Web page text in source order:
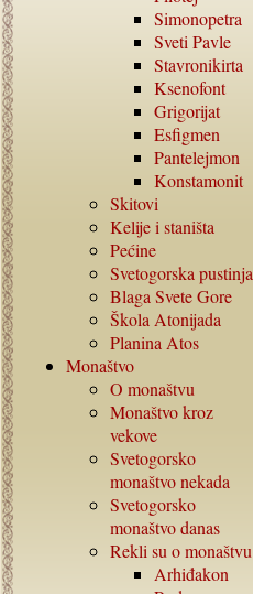
Simonopetra
Sveti Pavle
Stavronikirta
Ksenofont
Grigorijat
Esfigmen
Pantelejmon
Konstamonit
Skitovi
Kelije i staništa
Pećine
Svetogorska pustinja
Blaga Svete Gore
Škola Atonijada
Planina Atos
Monaštvo
O monaštvu
Monaštvo kroz
vekove
Svetogorsko
monaštvo nekada
Svetogorsko
monaštvo danas
Rekli su o monaštvu
Arhiđakon